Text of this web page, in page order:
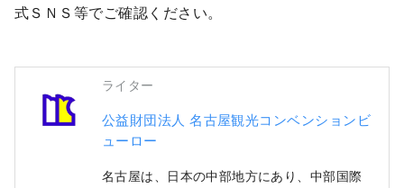
式ＳＮＳ等でご確認ください。
ライター
公益財団法人 名古屋観光コンベンションビ
ューロー
名古屋は、日本の中部地方にあり、中部国際